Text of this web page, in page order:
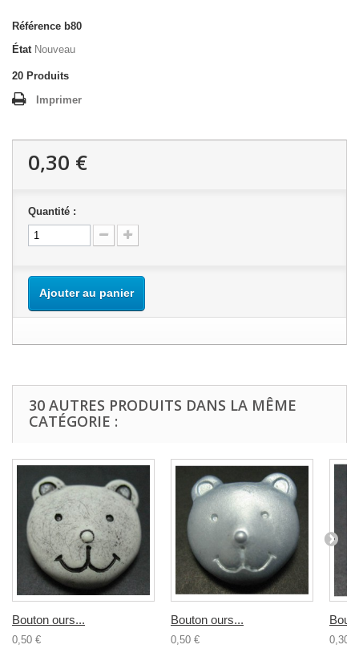
Référence b80
État Nouveau
20 Produits
Imprimer
0,30 €
Quantité :
Ajouter au panier
30 AUTRES PRODUITS DANS LA MÊME
CATÉGORIE :
Bouton ours...
0,50 €
Bouton ours...
0,50 € 0,30 €